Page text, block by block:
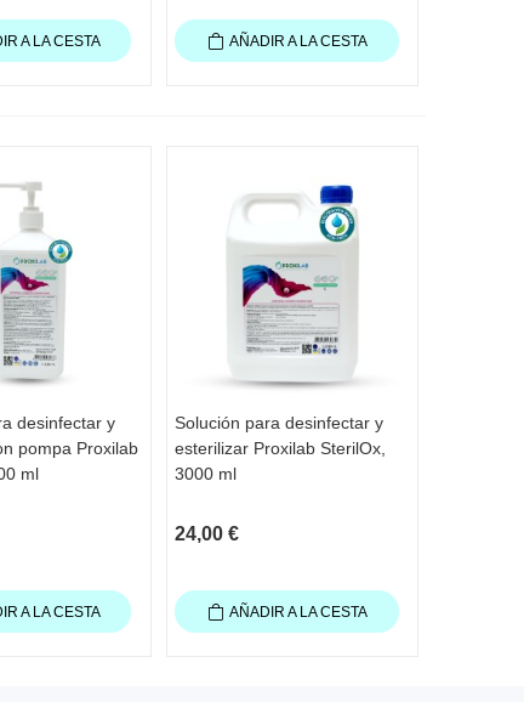
A LA CESTA AÑADIR A LA CESTA
desinfectar y
pompa Proxilab
ml
A LA CESTA
VISTA RÁPIDA
Solución para desinfectar y
esterilizar Proxilab SterilOx,
3000 ml
24,00 €
AÑADIR A LA CESTA